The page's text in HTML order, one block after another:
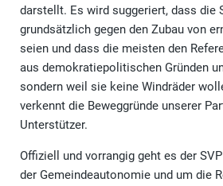
darstellt. Es wird suggeriert, dass die
grundsätzlich gegen den Zubau von
seien und dass die meisten den
aus demokratiepolitischen Gründen
sondern weil sie keine Windräder
verkennt die Beweggründe unserer
Unterstützer.
Offiziell und vorrangig geht es der
der Gemeindeautonomie und um die